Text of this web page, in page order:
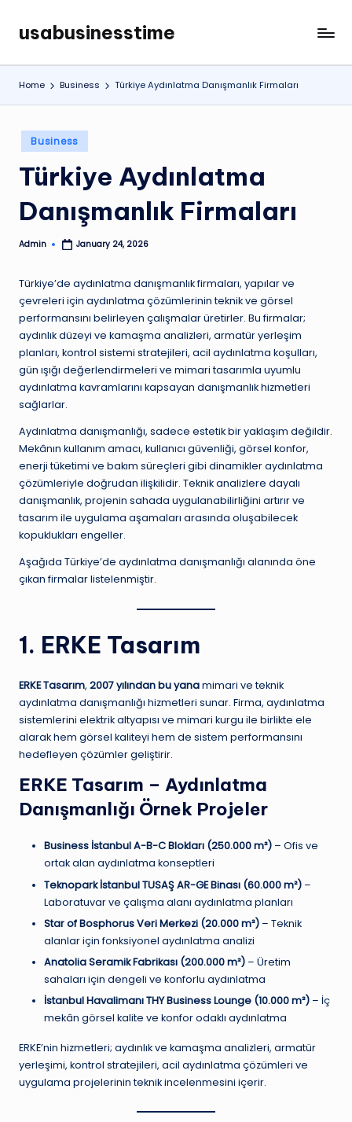
Skip
content
usabusinesstime
Home Business Türkiye Aydınlatma Danışmanlık Firmaları
Posted
in
Business
Türkiye Aydınlatma
Danışmanlık Firmaları
Posted
Admin January 24, 2026
Türkiye’de aydınlatma danışmanlık firmaları, yapılar ve
çevreleri için aydınlatma çözümlerinin teknik ve görsel
performansını belirleyen çalışmalar üretirler. Bu firmalar;
aydınlık düzeyi ve kamaşma analizleri, armatür yerleşim
planları, kontrol sistemi stratejileri, acil aydınlatma koşulları,
gün ışığı değerlendirmeleri ve mimari tasarımla uyumlu
aydınlatma kavramlarını kapsayan danışmanlık hizmetleri
sağlarlar.
Aydınlatma danışmanlığı, sadece estetik bir yaklaşım değildir.
Mekânın kullanım amacı, kullanıcı güvenliği, görsel konfor,
enerji tüketimi ve bakım süreçleri gibi dinamikler aydınlatma
çözümleriyle doğrudan ilişkilidir. Teknik analizlere dayalı
danışmanlık, projenin sahada uygulanabilirliğini artırır ve
tasarım ile uygulama aşamaları arasında oluşabilecek
kopuklukları engeller.
Aşağıda Türkiye’de aydınlatma danışmanlığı alanında öne
çıkan firmalar listelenmiştir.
1. ERKE Tasarım
ERKE Tasarım, 2007 yılından bu yanamimari ve teknik
aydınlatma danışmanlığı hizmetleri sunar. Firma, aydınlatma
sistemlerini elektrik altyapısı ve mimari kurgu ile birlikte ele
alarak hem görsel kaliteyi hem de sistem performansını
hedefleyen çözümler geliştirir.
ERKE Tasarım – Aydınlatma
Danışmanlığı Örnek Projeler
Business İstanbul A-B-C Blokları (250.000 m²) – Ofis ve
ortak alan aydınlatma konseptleri
Teknopark İstanbul TUSAŞ AR-GE Binası (60.000 m²) –
Laboratuvar ve çalışma alanı aydınlatma planları
Star of Bosphorus Veri Merkezi (20.000 m²) – Teknik
alanlar için fonksiyonel aydınlatma analizi
Anatolia Seramik Fabrikası (200.000 m²) – Üretim
sahaları için dengeli ve konforlu aydınlatma
İstanbul Havalimanı THY Business Lounge (10.000 m²) – İç
mekân görsel kalite ve konfor odaklı aydınlatma
ERKE’nin hizmetleri; aydınlık ve kamaşma analizleri, armatür
yerleşimi, kontrol stratejileri, acil aydınlatma çözümleri ve
uygulama projelerinin teknik incelenmesini içerir.